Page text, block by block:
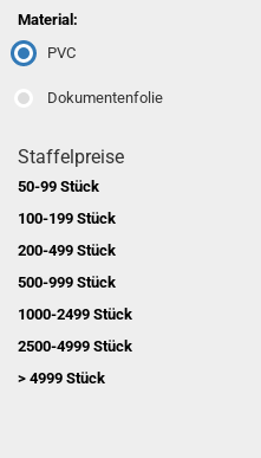
Material:
PVC
Dokumentenfolie
Staffelpreise
50-99 Stück
100-199 Stück
200-499 Stück
500-999 Stück
1000-2499 Stück
2500-4999 Stück
> 4999 Stück